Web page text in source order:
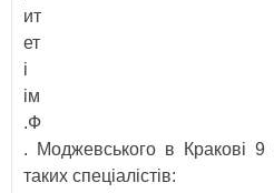
ит
ет
і
ім
.Ф
. Моджевського в Кракові 9
таких спеціалістів: